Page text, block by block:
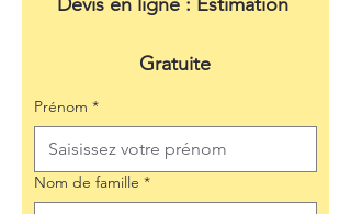
Gratuite
Prénom *
Nom de famille *